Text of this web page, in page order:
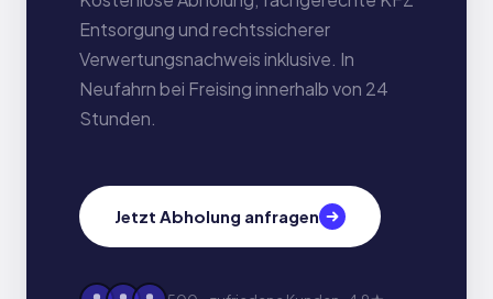
Entsorgung und rechtssicherer
Verwertungsnachweis inklusive. In
Neufahrn bei Freising innerhalb von 24
Stunden.
Jetzt Abholung anfragen